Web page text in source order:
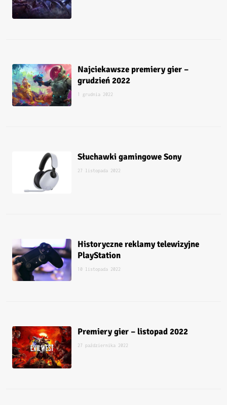
Najciekawsze premiery gier –
grudzień 2022
1 grudnia 2022
Słuchawki gamingowe Sony
27 listopada 2022
Historyczne reklamy telewizyjne
PlayStation
10 listopada 2022
Premiery gier – listopad 2022
27 października 2022